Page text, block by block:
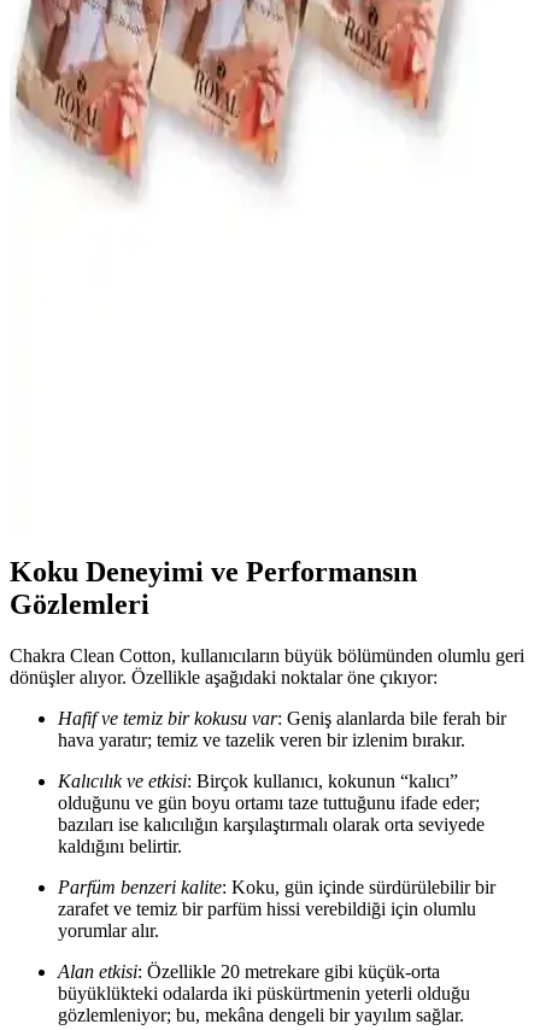
Missi 50 ml Gri Çiçek Taşlı Black Vanilya Oda
Kokusu Estetik ve Kalıcı Atmosfer Yaratır
Missi 50 ml gri çiçek taşlı black vanilya oda kokusu, şık tasarımı ve
kalıcı aromasıyla ev veya ofis ortamını güzelleştirir, dekoratif ve
ferahlatıcı bir deneyim sunar.
Geniş Alanlar İçin Çok Fonksiyonlu LED Işıklı
Hava Temizleme ve Kokulan<dı>rma Cihazı
Koku Deneyimi ve Performansın
Gözlemleri
Chakra Clean Cotton, kullanıcıların büyük bölümünden olumlu geri
dönüşler alıyor. Özellikle aşağıdaki noktalar öne çıkıyor:
Hafif ve temiz bir kokusu var: Geniş alanlarda bile ferah bir
hava yaratır; temiz ve tazelik veren bir izlenim bırakır.
Kalıcılık ve etkisi: Birçok kullanıcı, kokunun “kalıcı”
olduğunu ve gün boyu ortamı taze tuttuğunu ifade eder;
bazıları ise kalıcılığın karşılaştırmalı olarak orta seviyede
kaldığını belirtir.
Parfüm benzeri kalite: Koku, gün içinde sürdürülebilir bir
zarafet ve temiz bir parfüm hissi verebildiği için olumlu
yorumlar alır.
Alan etkisi: Özellikle 20 metrekare gibi küçük-orta
büyüklükteki odalarda iki püskürtmenin yeterli olduğu
gözlemleniyor; bu, mekâna dengeli bir yayılım sağlar.